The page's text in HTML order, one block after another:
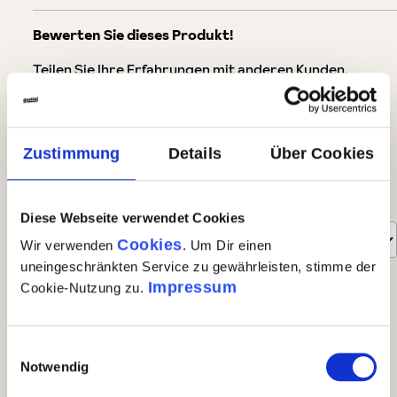
Zustimmung Details Über Cookies
Diese Webseite verwendet Cookies
Wir verwenden Cookies. Um Dir einen
uneingeschränkten Service zu gewährleisten, stimme der
Cookie-Nutzung zu. Impressum
Notwendig
Bewerten Sie dieses Produkt!
Teilen Sie Ihre Erfahrungen mit anderen Kunden.
eigene Bewertung schreiben
Sortiert nach
6Bewertungen